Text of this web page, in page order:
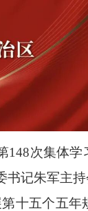
次集体
记朱军主持
十五个五